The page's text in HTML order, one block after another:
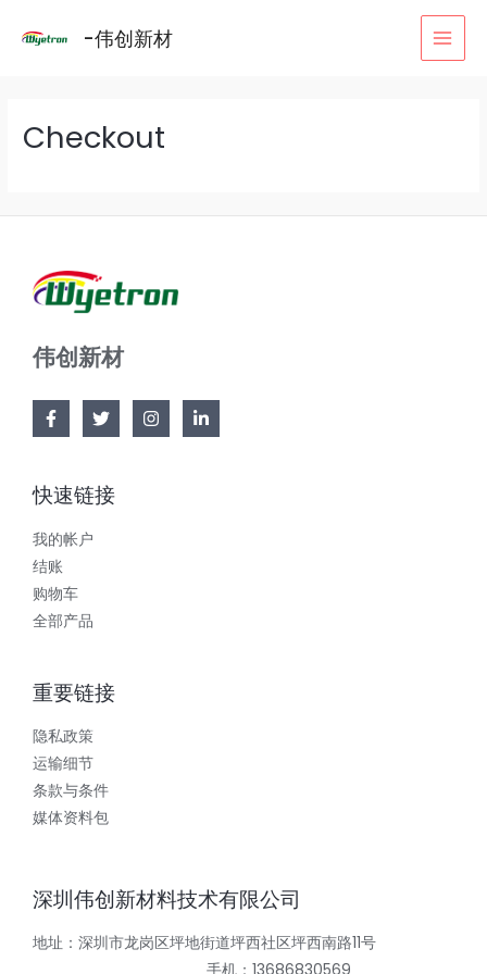
-伟创新材
Checkout
伟创新材
快速链接
我的帐户
结账
购物车
全部产品
重要链接
隐私政策
运输细节
条款与条件
媒体资料包
深圳伟创新材料技术有限公司
地址：深圳市龙岗区坪地街道坪西社区坪西南路11号